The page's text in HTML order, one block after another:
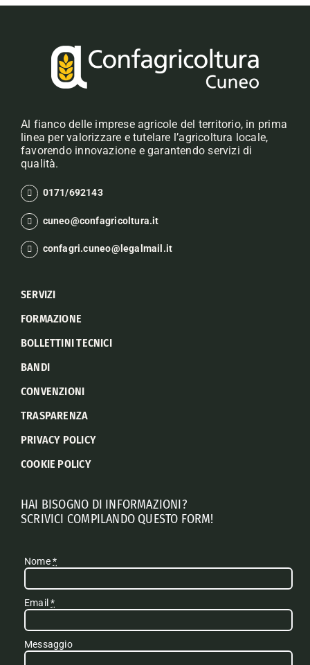
Al fianco delle imprese agricole del territorio, in prima
linea per valorizzare e tutelare l’agricoltura locale,
favorendo innovazione e garantendo servizi di
qualità.
0171/692143
cuneo@confagricoltura.it
confagri.cuneo@legalmail.it
SERVIZI
FORMAZIONE
BOLLETTINI TECNICI
BANDI
CONVENZIONI
TRASPARENZA
PRIVACY POLICY
COOKIE POLICY
HAI BISOGNO DI INFORMAZIONI?
SCRIVICI COMPILANDO QUESTO FORM!
Nome*
Email*
Messaggio